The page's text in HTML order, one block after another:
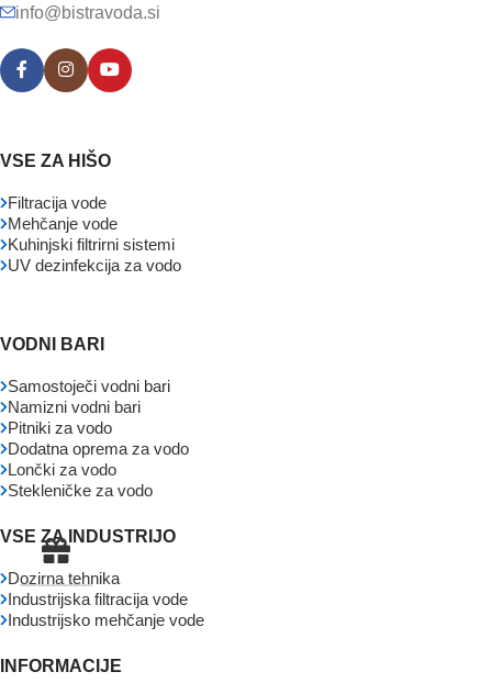
info@bistravoda.si
VSE ZA HIŠO
Filtracija vode
Mehčanje vode
Kuhinjski filtrirni sistemi
UV dezinfekcija za vodo
VODNI BARI
Samostoječi vodni bari
Namizni vodni bari
Pitniki za vodo
Dodatna oprema za vodo
Lončki za vodo
Stekleničke za vodo
VSE ZA INDUSTRIJO
Dozirna tehnika
Industrijska filtracija vode
Industrijsko mehčanje vode
INFORMACIJE